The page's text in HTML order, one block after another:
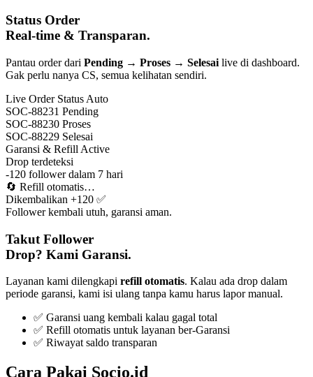
Status Order
Real-time & Transparan.
Pantau order dari Pending → Proses → Selesai live di dashboard.
Gak perlu nanya CS, semua kelihatan sendiri.
Live Order Status Auto
SOC-88231 Pending
SOC-88230 Proses
SOC-88229 Selesai
Garansi & Refill Active
Drop terdeteksi
-120 follower dalam 7 hari
🔄 Refill otomatis…
Dikembalikan +120 ✅
Follower kembali utuh, garansi aman.
Takut Follower
Drop? Kami Garansi.
Layanan kami dilengkapi refill otomatis. Kalau ada drop dalam
periode garansi, kami isi ulang tanpa kamu harus lapor manual.
✅ Garansi uang kembali kalau gagal total
✅ Refill otomatis untuk layanan ber-Garansi
✅ Riwayat saldo transparan
Cara Pakai Socio.id